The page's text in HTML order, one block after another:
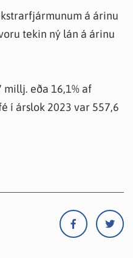
á árinu
tekin ný lán á árinu
eða 16,1% af
í árslok 2023 var 557,6